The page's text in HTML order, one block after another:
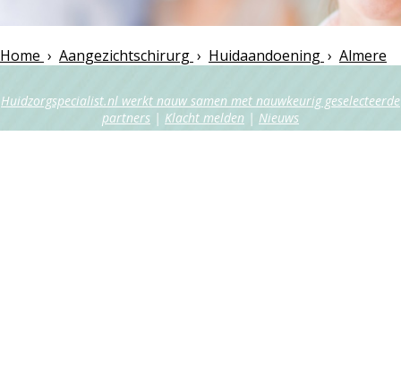
Home › Aangezichtschirurg › Huidaandoening › Almere
Huidzorgspecialist.nl werkt nauw samen met nauwkeurig geselecteerde
partners | Klacht melden | Nieuws